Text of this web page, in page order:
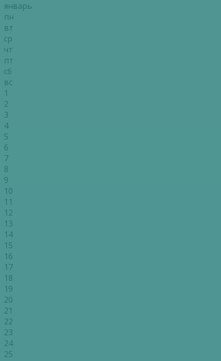
январь
пн
вт
ср
чт
пт
сб
вс
1
2
3
4
5
6
7
8
9
10
11
12
13
14
15
16
17
18
19
20
21
22
23
24
25